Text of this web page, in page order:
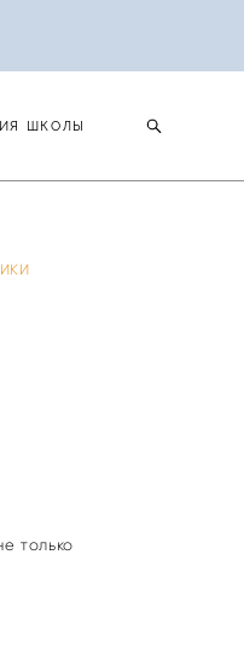
ШКОЛЫ
только